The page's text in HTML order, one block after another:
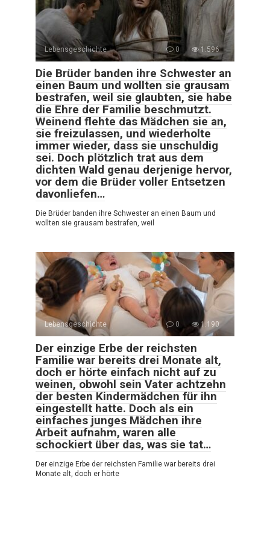
Lebensgeschichte 0 1.596
Die Brüder banden ihre Schwester an
einen Baum und wollten sie grausam
bestrafen, weil sie glaubten, sie habe
die Ehre der Familie beschmutzt.
Weinend flehte das Mädchen sie an,
sie freizulassen, und wiederholte
immer wieder, dass sie unschuldig
sei. Doch plötzlich trat aus dem
dichten Wald genau derjenige hervor,
vor dem die Brüder voller Entsetzen
davonliefen…
Die Brüder banden ihre Schwester an einen Baum und
wollten sie grausam bestrafen, weil
Lebensgeschichte 0 1.190
Der einzige Erbe der reichsten
Familie war bereits drei Monate alt,
doch er hörte einfach nicht auf zu
weinen, obwohl sein Vater achtzehn
der besten Kindermädchen für ihn
eingestellt hatte. Doch als ein
einfaches junges Mädchen ihre
Arbeit aufnahm, waren alle
schockiert über das, was sie tat…
Der einzige Erbe der reichsten Familie war bereits drei
Monate alt, doch er hörte